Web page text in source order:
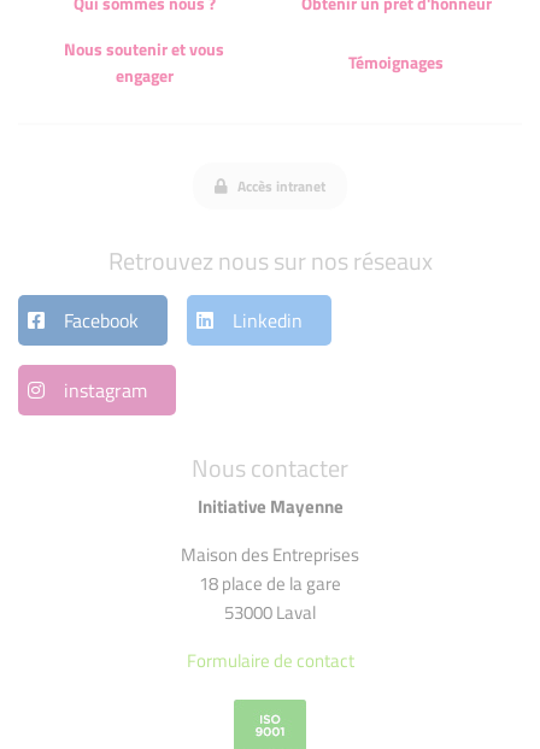
Nous contacter
Initiative Mayenne
Maison des Entreprises
18 place de la gare
53000 Laval
Formulaire de contact
Nous soutenir et vous
engager
Témoignages
Accès intranet
Retrouvez nous sur nos réseaux
Facebook Linkedin
instagram